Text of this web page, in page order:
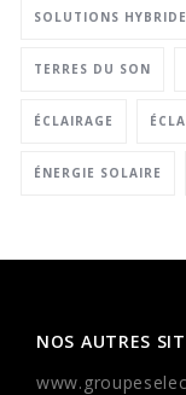
SOLUTIONS
TERRES DU SON
ÉCLAIRAGE
ÉNERGIE SOLAIRE
NOS AUTRES